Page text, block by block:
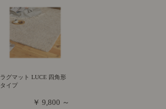
ラグマット LUCE 四角形
タイプ
￥ 9,800 ～